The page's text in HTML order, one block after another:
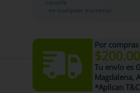
cancele
en cualquier momento
Por
Tu envío es
Magdalena,
*Aplican T&C